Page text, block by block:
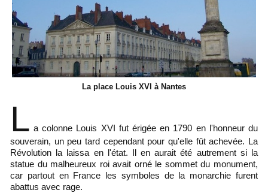
La place Louis XVI à Nantes
L a colonne Louis XVI fut érigée en 1790 en l'honneur du
souverain, un peu tard cependant pour qu'elle fût achevée. La
Révolution la laissa en l'état. Il en aurait été autrement si la
statue du malheureux roi avait orné le sommet du monument,
car partout en France les symboles de la monarchie furent
abattus avec rage.